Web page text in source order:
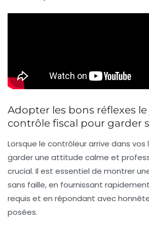
Adopter les bons réflexes
contrôle fiscal pour garder
Lorsque le contrôleur arrive dans vos
garder une attitude calme et
crucial. Il est essentiel de montrer
sans faille, en fournissant
requis et en répondant avec
posées.